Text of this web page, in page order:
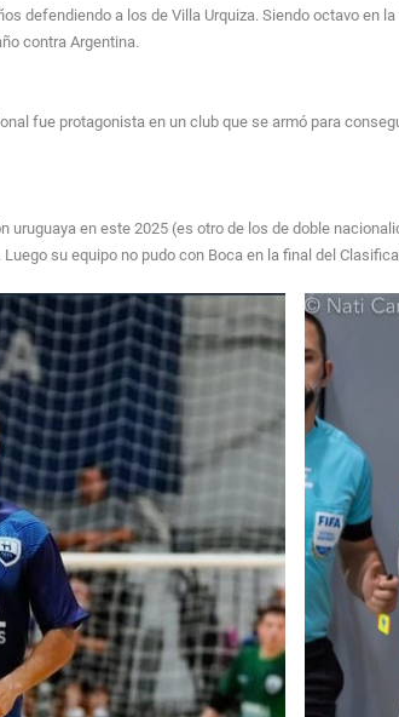
defendiendo a los de Villa Urquiza. Siendo octavo
contra Argentina.
fue protagonista en un club que se armó para
uruguaya en este 2025 (es otro de los de doble
su equipo no pudo con Boca en la final del